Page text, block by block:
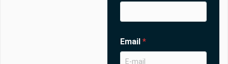
Email*